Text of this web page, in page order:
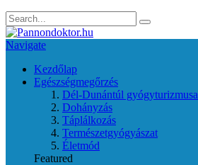
Navigate
Kezdőlap
Egészségmegőrzés
Dél-Dunántúl gyógyturizmusa
Dohányzás
Táplálkozás
Természetgyógyászat
Életmód
Featured